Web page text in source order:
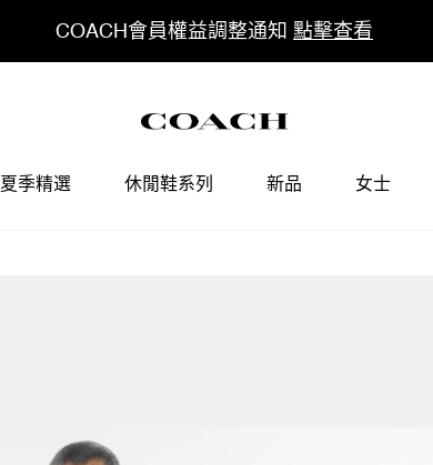
COACH會員權益調整通知 點擊查看
夏季精選 休閒鞋系列 新品 女士